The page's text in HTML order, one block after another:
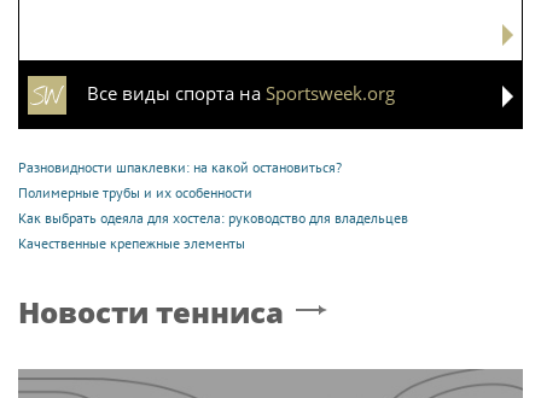
Все виды спорта на Sportsweek.org
Разновидности шпаклевки: на какой остановиться?
Полимерные трубы и их особенности
Как выбрать одеяла для хостела: руководство для владельцев
Качественные крепежные элементы
Новости тенниса